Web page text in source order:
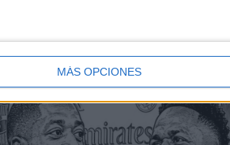
MÁS OPCIONES